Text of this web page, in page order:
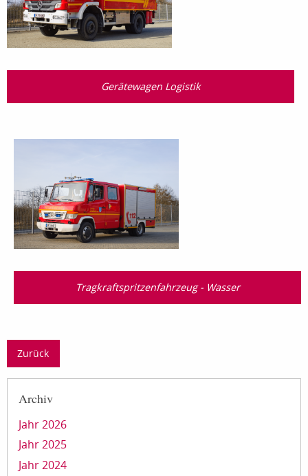
Gerätewagen Logistik
Tragkraftspritzenfahrzeug - Wasser
Zurück
Archiv
Jahr 2026
Jahr 2025
Jahr 2024